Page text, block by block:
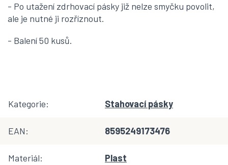
- Po utažení zdrhovací pásky již nelze smyčku povolit,
ale je nutné ji rozříznout.
- Balení 50 kusů.
Kategorie: Stahovací pásky
EAN: 8595249173476
Materiál: Plast